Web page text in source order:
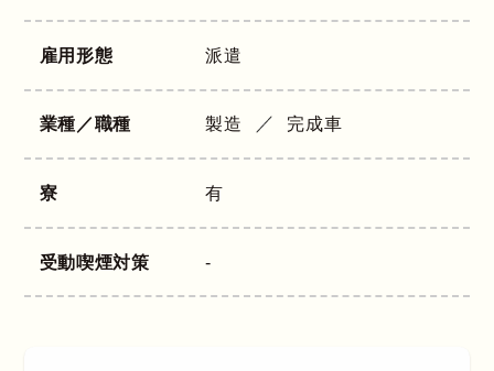
雇用形態 派遣
業種／職種 製造 完成車
寮 有
受動喫煙対策 -